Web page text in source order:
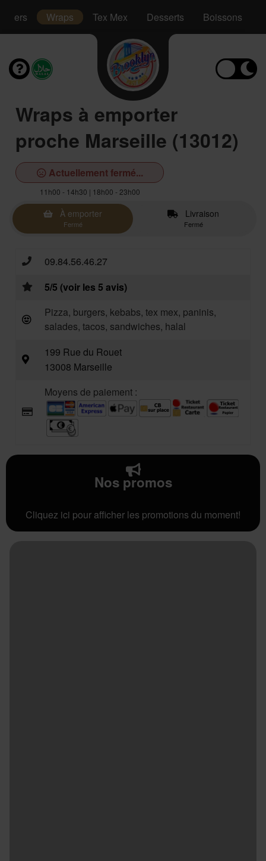
Wraps Tex Mex Desserts Boissons
Wraps à emporter
proche Marseille (13012)
Actuellement fermé...
11h00 - 14h30 | 18h00 - 23h00
À emporter
Fermé
Livraison
Fermé
09.84.56.46.27
5/5 (voir les 5 avis)
Pizza, burgers, kebabs, tex mex, paninis,
salades, tacos, sandwiches, halal
199 Rue du Rouet
13008 Marseille
Moyens de paiement :
Nos promos
Cliquez ici pour afficher les promotions du moment!